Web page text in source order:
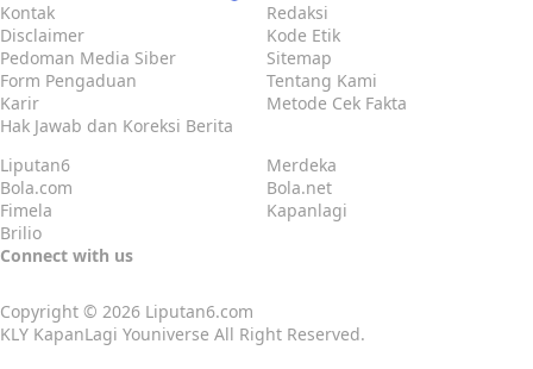
Kontak
Redaksi
Disclaimer
Kode Etik
Pedoman Media Siber
Sitemap
Form Pengaduan
Tentang Kami
Karir
Metode Cek Fakta
Hak Jawab dan Koreksi Berita
Liputan6
Merdeka
Bola.com
Bola.net
Fimela
Kapanlagi
Brilio
Connect with us
Copyright © 2026 Liputan6.com
KLY KapanLagi Youniverse All Right Reserved.